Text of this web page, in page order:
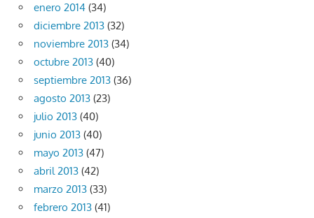
enero 2014 (34)
diciembre 2013 (32)
noviembre 2013 (34)
octubre 2013 (40)
septiembre 2013 (36)
agosto 2013 (23)
julio 2013 (40)
junio 2013 (40)
mayo 2013 (47)
abril 2013 (42)
marzo 2013 (33)
febrero 2013 (41)